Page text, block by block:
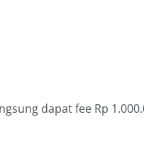
dapat fee Rp